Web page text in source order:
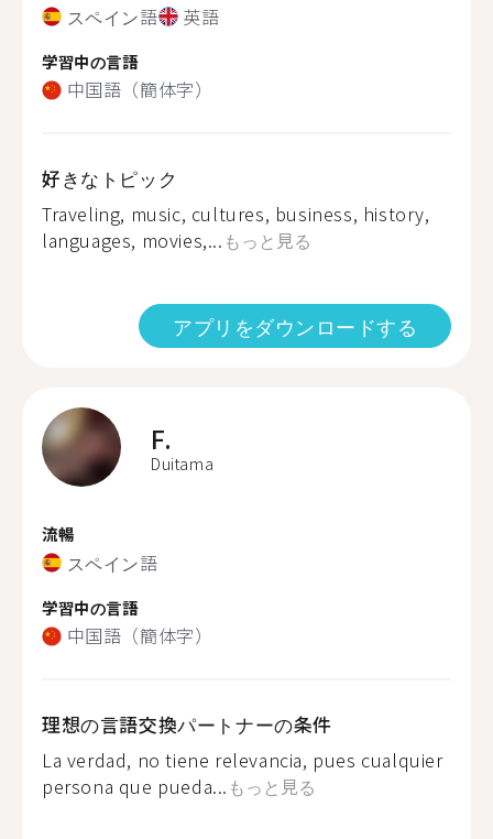
スペイン語 英語
学習中の言語
中国語（簡体字）
好きなトピック
Traveling, music, cultures, business, history,
languages, movies,... もっと見る
アプリをダウンロードする
F.
Duitama
流暢
スペイン語
学習中の言語
中国語（簡体字）
理想の言語交換パートナーの条件
La verdad, no tiene relevancia, pues cualquier
persona que pueda... もっと見る